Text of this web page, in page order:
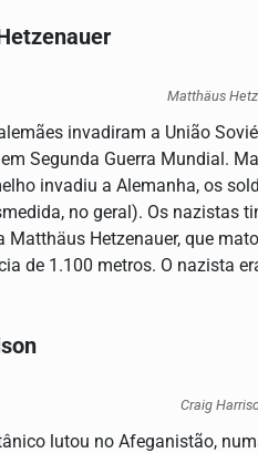
Matthäus
invadiram a União
Segunda Guerra Mundial.
invadiu a Alemanha, os
no geral). Os nazistas
Matthäus Hetzenauer, que
de 1.100 metros. O nazista
Craig
lutou no Afeganistão,